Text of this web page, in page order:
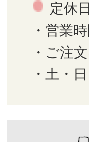
定休日
・営業
・ご注
・土・